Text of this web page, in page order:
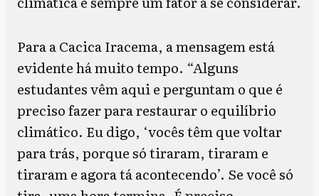
Para a Cacica Iracema, a mensagem está
evidente há muito tempo. “Alguns
estudantes vêm aqui e perguntam o que é
preciso fazer para restaurar o equilíbrio
climático. Eu digo, ‘vocês têm que voltar
para trás, porque só tiraram, tiraram e
tiraram e agora tá acontecendo’. Se você só